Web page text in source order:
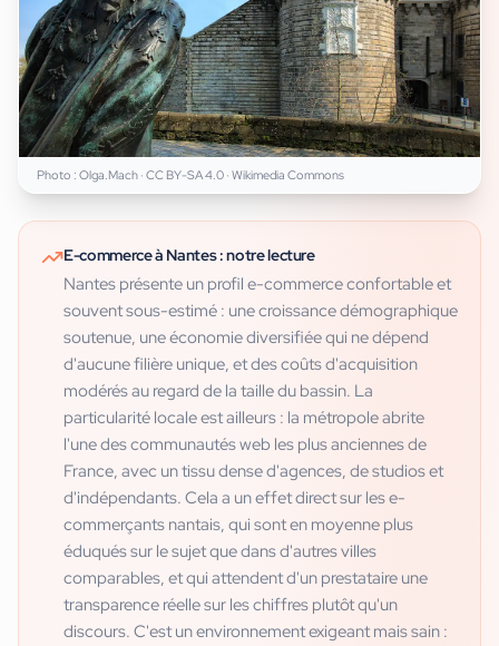
Photo : Olga.Mach · CC BY-SA 4.0 · Wikimedia Commons
E-commerceà Nantes: notre lecture
Nantes présente un profil e-commerce confortable et
souvent sous-estimé : une croissance démographique
soutenue, une économie diversifiée qui ne dépend
d'aucune filière unique, et des coûts d'acquisition
modérés au regard de la taille du bassin. La
particularité locale est ailleurs : la métropole abrite
l'une des communautés web les plus anciennes de
France, avec un tissu dense d'agences, de studios et
d'indépendants. Cela a un effet direct sur les e-
commerçants nantais, qui sont en moyenne plus
éduqués sur le sujet que dans d'autres villes
comparables, et qui attendent d'un prestataire une
transparence réelle sur les chiffres plutôt qu'un
discours. C'est un environnement exigeant mais sain :